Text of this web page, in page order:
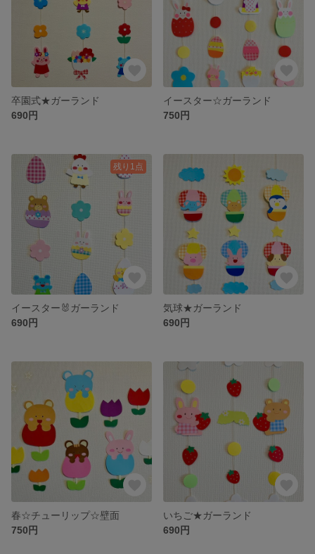
卒園式★ガーランド
690円
イースター☆ガーランド
750円
残り1点
イースター🐰ガーランド
690円
気球★ガーランド
690円
春☆チューリップ☆壁面
750円
いちご★ガーランド
690円